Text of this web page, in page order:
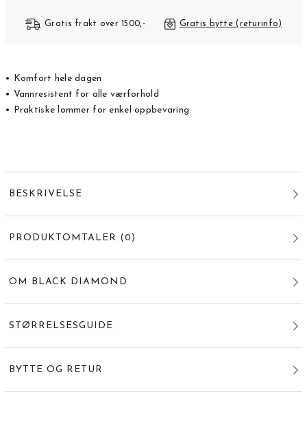
Gratis frakt over 1500,- Gratis bytte (returinfo)
• Komfort hele dagen
• Vannresistent for alle værforhold
• Praktiske lommer for enkel oppbevaring
BESKRIVELSE
PRODUKTOMTALER (0 )
OM BLACK DIAMOND
STØRRELSESGUIDE
BYTTE OG RETUR